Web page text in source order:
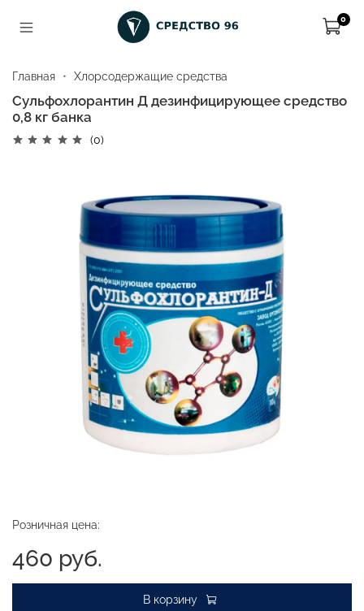
0
Главная Хлорсодержащие средства
Сульфохлорантин Д дезинфицирующее средство
0,8 кг банка
(0)
Розничная цена:
460 руб.
В корзину